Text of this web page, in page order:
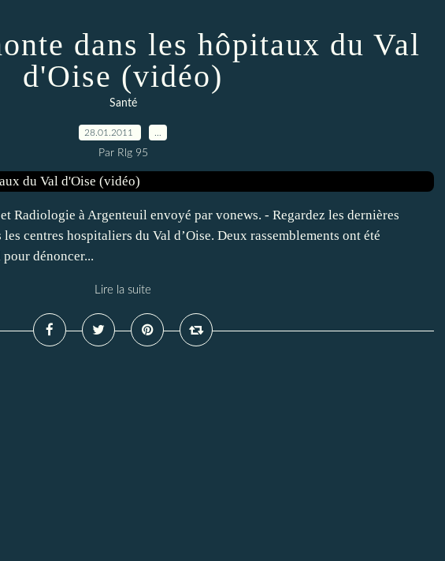
dans les hôpitaux du Val
d'Oise (vidéo)
Santé
28.01.2011
Par Rlg 95
Radiologie à Argenteuil envoyé par vonews. - Regardez les dernières
centres hospitaliers du Val d’Oise. Deux rassemblements ont été
dénoncer...
Lire la suite